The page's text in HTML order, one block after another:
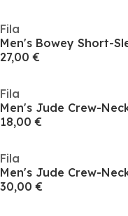
Fila
27,00 €
Fila
18,00 €
Fila
30,00 €